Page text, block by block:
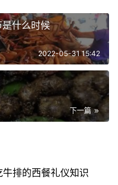
什么时候
2022-05-31 15:42
下一篇
排的西餐礼仪知识